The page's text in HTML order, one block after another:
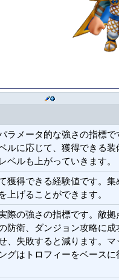
ラメータ的な強さの指標で
ルに応じて、獲得できる装
ベルも上がっていきます。
獲得できる経験値です。集
上げることができます。
際の強さの指標です。敵拠
防衛、ダンジョン攻略に成
、失敗すると減ります。マ
グはトロフィーをベースに